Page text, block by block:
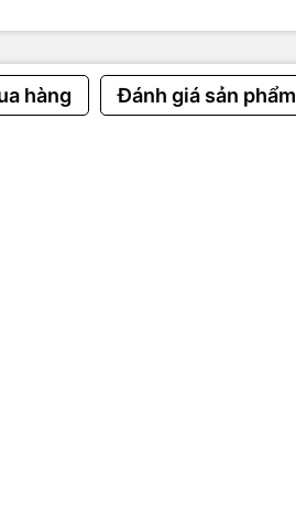
hàng Đánh giá sản phẩm